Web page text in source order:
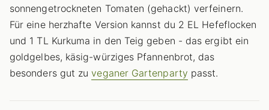
sonnengetrockneten Tomaten (gehackt) verfeinern.
Für eine herzhafte Version kannst du 2 EL Hefeflocken
und 1 TL Kurkuma in den Teig geben - das ergibt ein
goldgelbes, käsig-würziges Pfannenbrot, das
besonders gut zuveganer Gartenparty passt.